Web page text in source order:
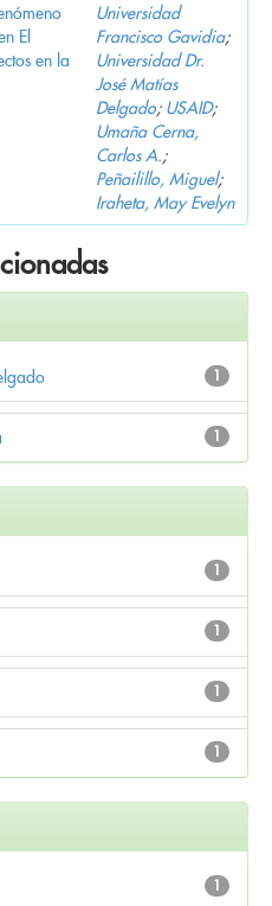
El
en la
Universidad
Francisco Gavidia;
Universidad Dr.
José Matías
Delgado; USAID;
Umaña Cerna,
Carlos A.;
Peñailillo, Miguel;
Iraheta, May Evelyn
1
1
1
1
1
1
1